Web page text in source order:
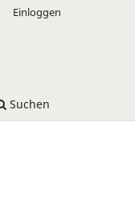
Suchen
Einloggen